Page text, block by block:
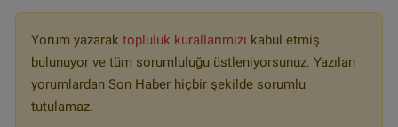
Yorum yazarak topluluk kurallarımızı kabul etmiş
bulunuyor ve tüm sorumluluğu üstleniyorsunuz. Yazılan
yorumlardan Son Haber hiçbir şekilde sorumlu
tutulamaz.